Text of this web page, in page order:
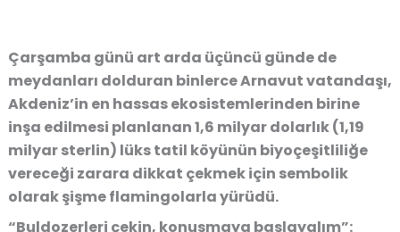
Çarşamba günü art arda üçüncü günde de
meydanları dolduran binlerce Arnavut vatandaşı,
Akdeniz’in en hassas ekosistemlerinden birine
inşa edilmesi planlanan 1,6 milyar dolarlık (1,19
milyar sterlin) lüks tatil köyünün biyoçeşitliliğe
vereceği zarara dikkat çekmek için sembolik
olarak şişme flamingolarla yürüdü.
“Buldozerleri çekin, konuşmaya başlayalım”: